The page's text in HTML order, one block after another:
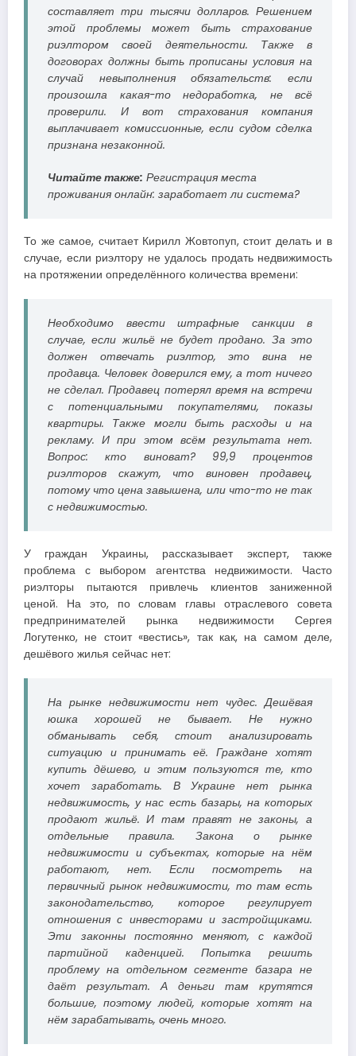
составляет три тысячи долларов. Решением
этой проблемы может быть страхование
риэлтором своей деятельности. Также в
договорах должны быть прописаны условия на
случай невыполнения обязательств: если
произошла какая-то недоработка, не всё
проверили. И вот страхования компания
выплачивает комиссионные, если судом сделка
признана незаконной.
Читайте также: Регистрация места
проживания онлайн: заработает ли система?
То же самое, считает Кирилл Жовтопуп, стоит делать и в
случае, если риэлтору не удалось продать недвижимость
на протяжении определённого количества времени:
Необходимо ввести штрафные санкции в
случае, если жильё не будет продано. За это
должен отвечать риэлтор, это вина не
продавца. Человек доверился ему, а тот ничего
не сделал. Продавец потерял время на встречи
с потенциальными покупателями, показы
квартиры. Также могли быть расходы и на
рекламу. И при этом всём результата нет.
Вопрос: кто виноват? 99,9 процентов
риэлторов скажут, что виновен продавец,
потому что цена завышена, или что-то не так
с недвижимостью.
У граждан Украины, рассказывает эксперт, также
проблема с выбором агентства недвижимости. Часто
риэлторы пытаются привлечь клиентов заниженной
ценой. На это, по словам главы отраслевого совета
предпринимателей рынка недвижимости Сергея
Логутенко, не стоит «вестись», так как, на самом деле,
дешёвого жилья сейчас нет:
На рынке недвижимости нет чудес. Дешёвая
юшка хорошей не бывает. Не нужно
обманывать себя, стоит анализировать
ситуацию и принимать её. Граждане хотят
купить дёшево, и этим пользуются те, кто
хочет заработать. В Украине нет рынка
недвижимость, у нас есть базары, на которых
продают жильё. И там правят не законы, а
отдельные правила. Закона о рынке
недвижимости и субъектах, которые на нём
работают, нет. Если посмотреть на
первичный рынок недвижимости, то там есть
законодательство, которое регулирует
отношения с инвесторами и застройщиками.
Эти законны постоянно меняют, с каждой
партийной каденцией. Попытка решить
проблему на отдельном сегменте базара не
даёт результат. А деньги там крутятся
большие, поэтому людей, которые хотят на
нём зарабатывать, очень много.